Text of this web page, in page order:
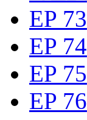
EP 73
EP 74
EP 75
EP 76